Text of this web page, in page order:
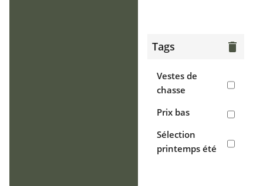
Chaussants
> Chaussures
crocs
Tags delete
Vestes de
chasse
Prix bas
Sélection
printemps été